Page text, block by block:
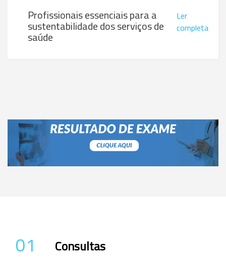
Profissionais essenciais para a
sustentabilidade dos serviços de
saúde
Ler
completa
01 Consultas